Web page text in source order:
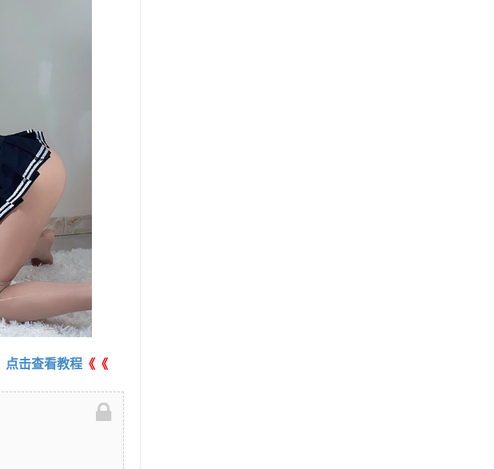
点击查看教程 《《